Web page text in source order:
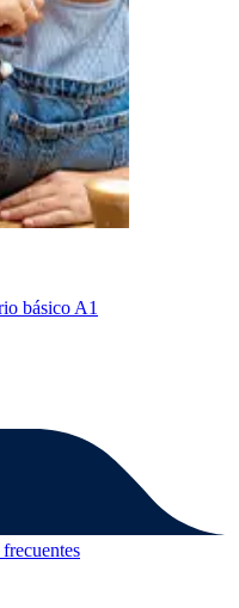
básico A1